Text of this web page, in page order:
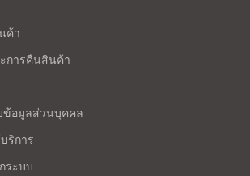
ค้า
การคืนสินค้า
ข้อมูลส่วนบุคคล
ริการ
ระบบ